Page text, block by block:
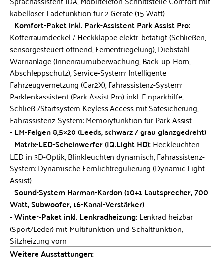
kabelloser Ladefunktion für 2 Geräte (15 Watt)
Komfort-Paket inkl. Park-Assistent Park Assist Pro:
Kofferraumdeckel / Heckklappe elektr. betätigt (Schließen,
sensorgesteuert öffnend, Fernentriegelung), Diebstahl-
Warnanlage (Innenraumüberwachung, Back-up-Horn,
Abschleppschutz), Service-System: Intelligente
Fahrzeugvernetzung (Car2X), Fahrassistenz-System:
Parklenkassistent (Park Assist Pro) inkl. Einparkhilfe,
Schließ-/Startsystem Keyless Access mit Safesicherung,
Fahrassistenz-System: Memoryfunktion für Park Assist
LM-Felgen 8,5×20 (Leeds, schwarz / grau glanzgedreht)
Matrix-LED-Scheinwerfer (IQ.Light HD):Heckleuchten
LED in 3D-Optik, Blinkleuchten dynamisch, Fahrassistenz-
System: Dynamische Fernlichtregulierung (Dynamic Light
Assist)
Sound-System Harman-Kardon (10+1 Lautsprecher, 700
Watt, Subwoofer, 16-Kanal-Verstärker)
Winter-Paket inkl. Lenkradheizung:Lenkrad heizbar
(Sport/Leder) mit Multifunktion und Schaltfunktion,
Sitzheizung vorn
Weitere Ausstattungen: